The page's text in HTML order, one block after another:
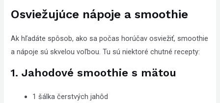
Osviežujúce nápoje a smoothie
Ak hľadáte spôsob, ako sa počas horúčav osviežiť, smoothie
a nápoje sú skvelou voľbou. Tu sú niektoré chutné recepty:
1. Jahodové smoothie s mätou
1 šálka čerstvých jahôd